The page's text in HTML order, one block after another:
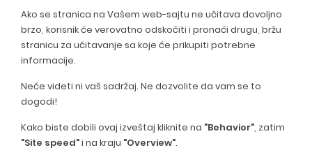
Ako se stranica na Vašem web-sajtu ne učitava dovoljno
brzo, korisnik će verovatno odskočiti i pronaći drugu, bržu
stranicu za učitavanje sa koje će prikupiti potrebne
informacije.
Neće videti ni vaš sadržaj. Ne dozvolite da vam se to
dogodi!
Kako biste dobili ovaj izveštaj kliknite na "Behavior", zatim
"Site speed"i na kraju "Overview".